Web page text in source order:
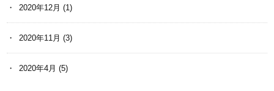
2020年12月 (1)
2020年11月 (3)
2020年4月 (5)